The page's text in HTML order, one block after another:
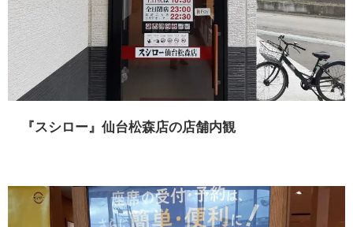
『スシロー』仙台松森店の店舗内観